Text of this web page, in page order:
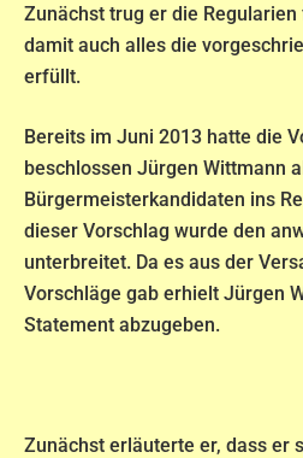
Zunächst trug er die
damit auch alles die
erfüllt.
Bereits im Juni 2013 hatte die
beschlossen Jürgen Wittmann
Bürgermeisterkandidaten ins
dieser Vorschlag wurde den
unterbreitet. Da es aus der
Vorschläge gab erhielt Jürgen
Statement abzugeben.
Zunächst erläuterte er, dass er